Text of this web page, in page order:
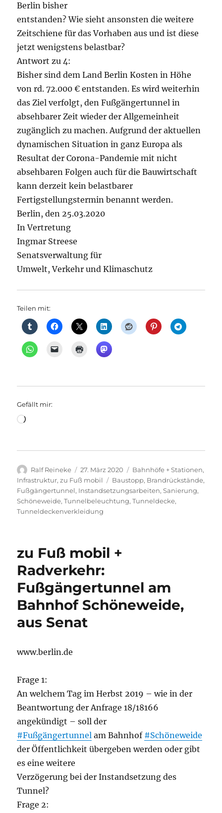
Berlin bisher
entstanden? Wie sieht ansonsten die weitere
Zeitschiene für das Vorhaben aus und ist diese
jetzt wenigstens belastbar?
Antwort zu 4:
Bisher sind dem Land Berlin Kosten in Höhe
von rd. 72.000 € entstanden. Es wird weiterhin
das Ziel verfolgt, den Fußgängertunnel in
absehbarer Zeit wieder der Allgemeinheit
zugänglich zu machen. Aufgrund der aktuellen
dynamischen Situation in ganz Europa als
Resultat der Corona-Pandemie mit nicht
absehbaren Folgen auch für die Bauwirtschaft
kann derzeit kein belastbarer
Fertigstellungstermin benannt werden.
Berlin, den 25.03.2020
In Vertretung
Ingmar Streese
Senatsverwaltung für
Umwelt, Verkehr und Klimaschutz
Teilen mit:
Gefällt mir:
Wird
Autor
Ralf Reineke
Veröffentlicht
am
27. März 2020 Kategorien
Bahnhöfe + Stationen,
Infrastruktur,zu Fuß mobil Schlagwörter
Baustopp, Brandrückstände,
Fußgängertunnel, Instandsetzungsarbeiten,Sanierung,
Schöneweide,Tunnelbeleuchtung,Tunneldecke,
Tunneldeckenverkleidung
zu Fuß mobil +
Radverkehr:
Fußgängertunnel am
Bahnhof Schöneweide,
aus Senat
www.berlin.de
Frage 1:
An welchem Tag im Herbst 2019 – wie in der
Beantwortung der Anfrage 18/18166
angekündigt – soll der
#Fußgängertunnel am Bahnhof #Schöneweide
der Öffentlichkeit übergeben werden oder gibt
es eine weitere
Verzögerung bei der Instandsetzung des
Tunnel?
Frage 2: